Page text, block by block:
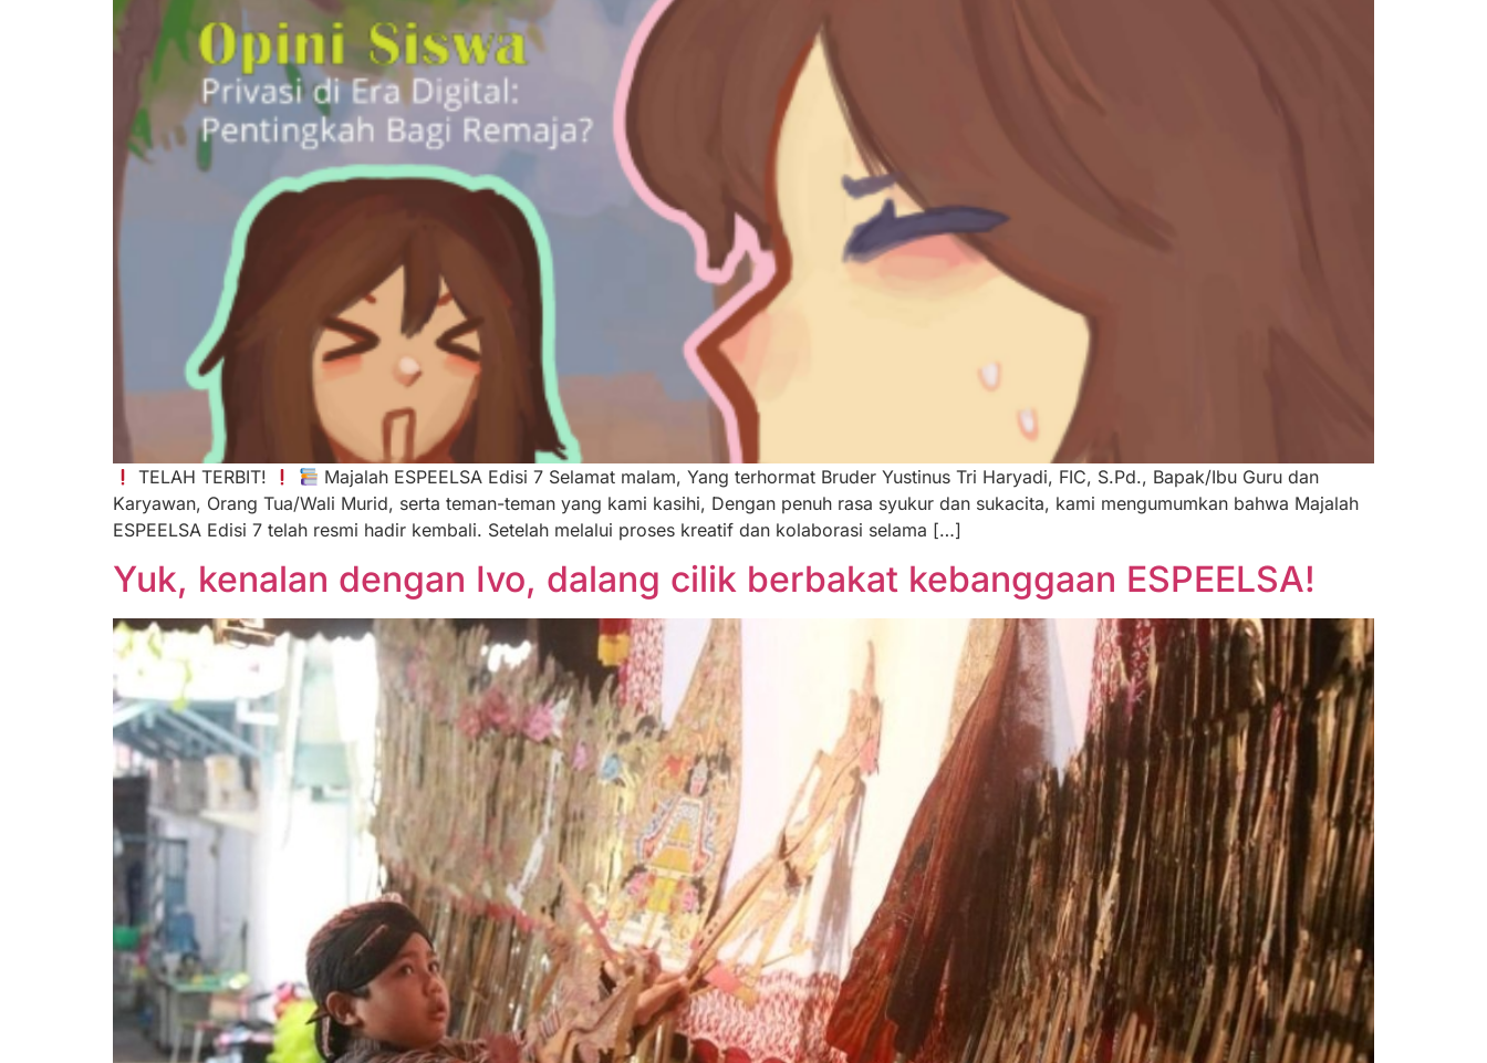
TELAH TERBIT!
Majalah ESPEELSA Edisi 7 Selamat malam, Yang terhormat Bruder Yustinus Tri Haryadi, FIC, S.Pd., Bapak/Ibu Guru dan
Karyawan, Orang Tua/Wali Murid, serta teman-teman yang kami kasihi, Dengan penuh rasa syukur dan sukacita, kami mengumumkan bahwa Majalah
ESPEELSA Edisi 7 telah resmi hadir kembali. Setelah melalui proses kreatif dan kolaborasi selama […]
Yuk, kenalan dengan Ivo, dalang cilik berbakat kebanggaan ESPEELSA!